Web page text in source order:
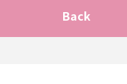
Back